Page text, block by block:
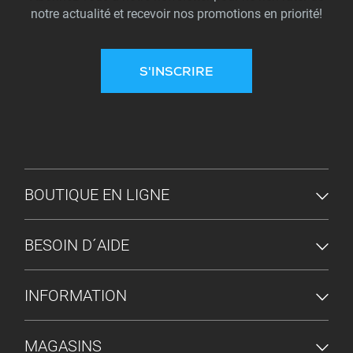
notre actualité et recevoir nos promotions en priorité!
S'INSCRIRE
MENU DU PIED DE PAGE
BOUTIQUE EN LIGNE
BESOIN D´AIDE
INFORMATION
MAGASINS